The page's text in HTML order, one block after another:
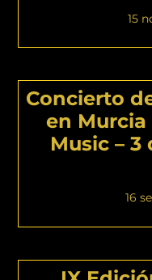
15
Concierto
en Murcia
Music –
16